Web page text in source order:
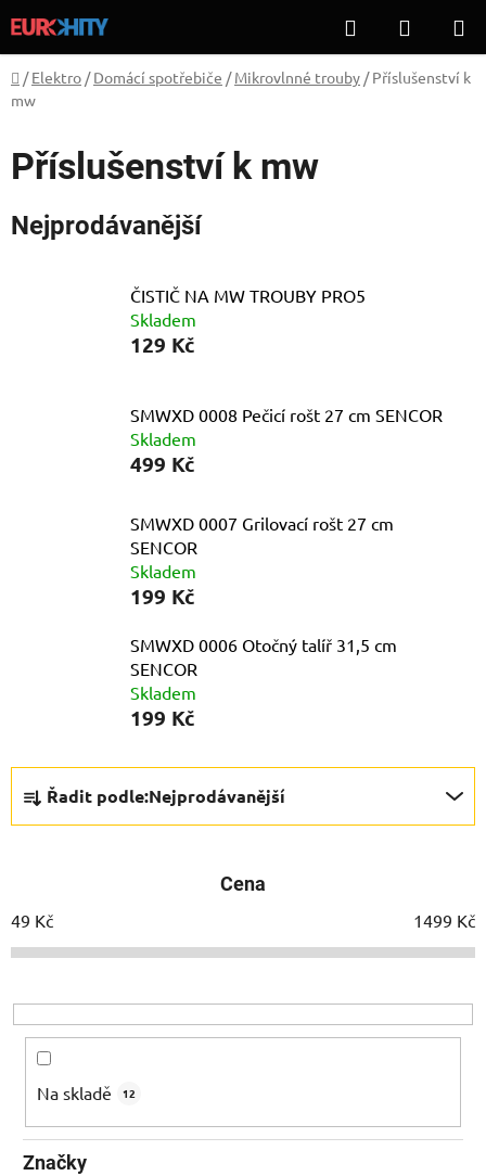
na
obsah
Hledat
KOŠÍK
Domů
/ Elektro / Domácí spotřebiče / Mikrovlnné trouby / Příslušenství k
mw
Příslušenství k mw
Nejprodávanější
ČISTIČ NA MW TROUBY PRO5
Skladem
129 Kč
SMWXD 0008 Pečicí rošt 27 cm SENCOR
Skladem
499 Kč
SMWXD 0007 Grilovací rošt 27 cm
SENCOR
Skladem
199 Kč
SMWXD 0006 Otočný talíř 31,5 cm
SENCOR
Skladem
199 Kč
í
p
o
d
ů
Řadit podle:Nejprodávanější
Cena
49 Kč 1499 Kč
Na skladě 12
Značky